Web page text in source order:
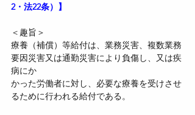
2・法22条）】
＜趣旨＞
療養（補償）等給付は、業務災害、複数業務
要因災害又は通勤災害により負傷し、又は疾
病にか
かった労働者に対し、必要な療養を受けさせ
るために行われる給付である。